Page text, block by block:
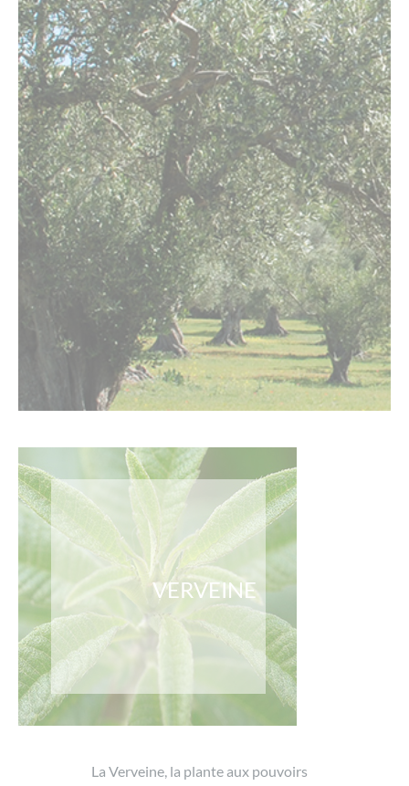
VERVEINE
La Verveine, la plante aux pouvoirs